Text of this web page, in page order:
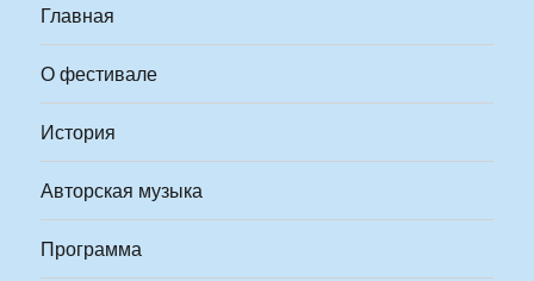
Главная
О фестивале
История
Авторская музыка
Программа